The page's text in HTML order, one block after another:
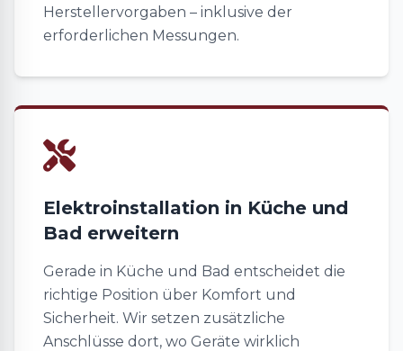
Herstellervorgaben – inklusive der
erforderlichen Messungen.
Elektroinstallation in Küche und
Bad erweitern
Gerade in Küche und Bad entscheidet die
richtige Position über Komfort und
Sicherheit. Wir setzen zusätzliche
Anschlüsse dort, wo Geräte wirklich